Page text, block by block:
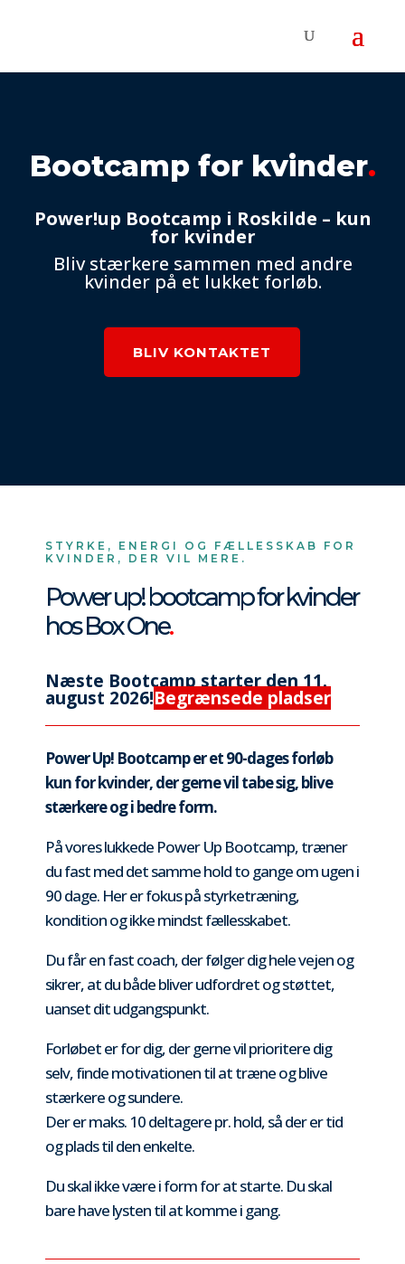
Bootcamp for kvinder.
Power!up Bootcamp i Roskilde – kun
for kvinder
Bliv stærkere sammen med andre
kvinder på et lukket forløb.
BLIV KONTAKTET
STYRKE, ENERGI OG FÆLLESSKAB FOR
KVINDER, DER VIL MERE.
Power up! bootcamp for kvinder
hos Box One.
Næste Bootcamp starter den 11.
august 2026!Begrænsede pladser
Power Up! Bootcamp er et 90-dages forløb
kun for kvinder, der gerne vil tabe sig, blive
stærkere og i bedre form.
På vores lukkede Power Up Bootcamp, træner
du fast med det samme hold to gange om ugen i
90 dage. Her er fokus på styrketræning,
kondition og ikke mindst fællesskabet.
Du får en fast coach, der følger dig hele vejen og
sikrer, at du både bliver udfordret og støttet,
uanset dit udgangspunkt.
Forløbet er for dig, der gerne vil prioritere dig
selv, finde motivationen til at træne og blive
stærkere og sundere.
Der er maks. 10 deltagere pr. hold, så der er tid
og plads til den enkelte.
Du skal ikke være i form for at starte. Du skal
bare have lysten til at komme i gang.